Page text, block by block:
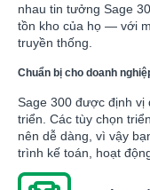
nhau tin tưởng Sage
tồn kho của họ — với
truyền thống.
Chuẩn bị cho doanh
Sage 300 được định vị
triển. Các tùy chọn
nên dễ dàng, vì vậy
trình kế toán, hoạt